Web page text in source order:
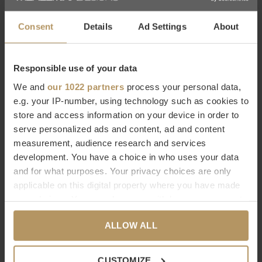
Consent Details Ad Settings About
Responsible use of your data
We and our 1022 partners process your personal data,
e.g. your IP-number, using technology such as cookies to
store and access information on your device in order to
serve personalized ads and content, ad and content
measurement, audience research and services
development. You have a choice in who uses your data
and for what purposes. Your privacy choices are only
applicable on this digital property where you have made
any time from the Cookie Declaration or by clicking on
the Privacy trigger icon.
If you allow, we would also like to:
ALLOW ALL
bekendheid
in de woonwereld en bestaat ruim twintig jaar. Zij
staan voor een hoogwaardige kwaliteit, werken metluxe
details
en hebben een zeer grote collectie in meubels en
woonaccessoires. Bij WDS vind je eengrote selectie van
Eichholtz productendie naadloos aansluiten bij de
kenmerkendemodern chic stijl van WDS. Laat je inspireren
door de decoratieve producten van Eichholtz die aan elk
Wil je meer weten over Eichholtz of ben je op zoek naar een
specifiek product? Neem dan contact op met